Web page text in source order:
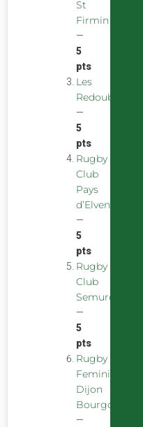
St
Firmin
—
5
pts
Les
Redoubstables
—
5
pts
Rugby
Club
Pays
d’Elven
—
5
pts
Rugby
Club
Semurois
—
5
pts
Rugby
Feminin
Dijon
Bourgogne
—